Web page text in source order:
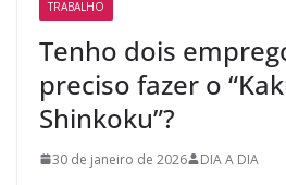
TRABALHO
Tenho dois
preciso fazer o
Shinkoku”?
30 de janeiro de 2026 DIA A DIA